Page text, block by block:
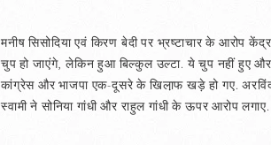
मनीष सिसोदिया एवं किरण बेदी पर भ्रष्टाचार के आरोप
चुप हो जाएंगे, लेकिन हुआ बिल्कुल उल्टा. ये चुप नहीं हुए
कांग्रेस और भाजपा एक-दूसरे के खिला़फ खड़े हो गए. अरविंद
स्वामी ने सोनिया गांधी और राहुल गांधी के ऊपर आरोप